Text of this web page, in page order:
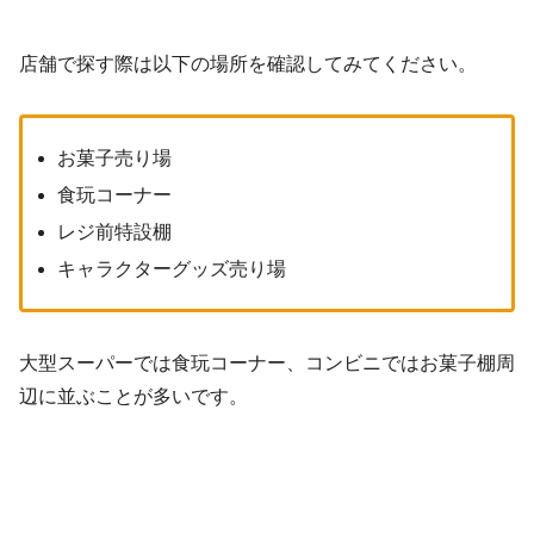
店舗で探す際は以下の場所を確認してみてください。
お菓子売り場
食玩コーナー
レジ前特設棚
キャラクターグッズ売り場
大型スーパーでは食玩コーナー、コンビニではお菓子棚周
辺に並ぶことが多いです。